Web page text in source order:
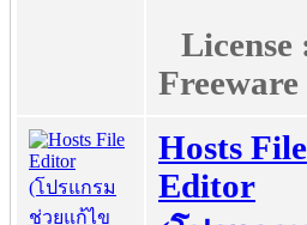
License
Freeware
Hosts File
Editor